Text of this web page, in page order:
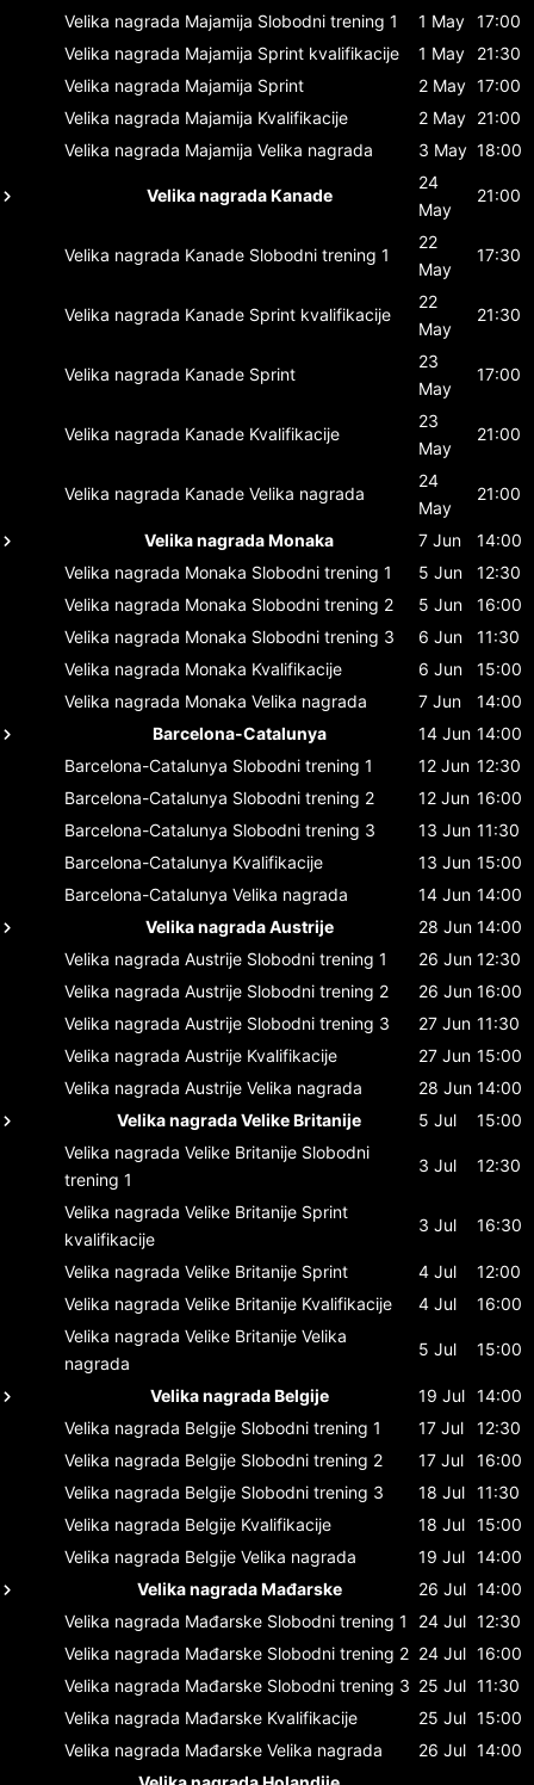
Velika nagrada Majamija Slobodni trening 1 1 May 17:00
Velika nagrada Majamija Sprint kvalifikacije 1 May
21:30
Velika nagrada Majamija Sprint 2 May 17:00
Velika nagrada Majamija Kvalifikacije 2 May 21:00
Velika nagrada Majamija Velika nagrada 3 May 18:00
Velika nagrada Kanade
24
May
21:00
Velika nagrada Kanade Slobodni trening 1
22
May
17:30
Velika nagrada Kanade Sprint kvalifikacije
22
May
21:30
Velika nagrada Kanade Sprint
23
May
17:00
Velika nagrada Kanade Kvalifikacije
23
May
21:00
Velika nagrada Kanade Velika nagrada
24
May
21:00
Velika nagrada Monaka 7 Jun
14:00
Velika nagrada Monaka Slobodni trening 1 5 Jun
12:30
Velika nagrada Monaka Slobodni trening 2 5 Jun
16:00
Velika nagrada Monaka Slobodni trening 3 6 Jun
11:30
Velika nagrada Monaka Kvalifikacije 6 Jun
15:00
Velika nagrada Monaka Velika nagrada 7 Jun
14:00
Barcelona-Catalunya
14 Jun 14:00
Barcelona-Catalunya Slobodni trening 1 12 Jun 12:30
Barcelona-Catalunya Slobodni trening 2 12 Jun 16:00
Barcelona-Catalunya Slobodni trening 3 13 Jun 11:30
Barcelona-Catalunya Kvalifikacije 13 Jun 15:00
Barcelona-Catalunya Velika nagrada 14 Jun 14:00
Velika nagrada Austrije
28 Jun 14:00
Velika nagrada Austrije Slobodni trening 1 26 Jun 12:30
Velika nagrada Austrije Slobodni trening 2 26 Jun 16:00
Velika nagrada Austrije Slobodni trening 3 27 Jun 11:30
Velika nagrada Austrije Kvalifikacije 27 Jun 15:00
Velika nagrada Austrije Velika nagrada 28 Jun 14:00
Velika nagrada Velike Britanije
5 Jul
15:00
Velika nagrada Velike Britanije Slobodni
trening 1
3 Jul 12:30
Velika nagrada Velike Britanije Sprint
kvalifikacije
3 Jul 16:30
Velika nagrada Velike Britanije Sprint 4 Jul
12:00
Velika nagrada Velike Britanije Kvalifikacije 4 Jul
16:00
Velika nagrada Velike Britanije Velika
nagrada
5 Jul 15:00
Velika nagrada Belgije 19 Jul 14:00
Velika nagrada Belgije Slobodni trening 1 17 Jul
12:30
Velika nagrada Belgije Slobodni trening 2 17 Jul
16:00
Velika nagrada Belgije Slobodni trening 3 18 Jul 11:30
Velika nagrada Belgije Kvalifikacije 18 Jul 15:00
Velika nagrada Belgije Velika nagrada 19 Jul 14:00
Velika nagrada Mađarske
26 Jul 14:00
Velika nagrada Mađarske Slobodni trening 1 24 Jul 12:30
Velika nagrada Mađarske Slobodni trening 2 24 Jul 16:00
Velika nagrada Mađarske Slobodni trening 3 25 Jul 11:30
Velika nagrada Mađarske Kvalifikacije 25 Jul 15:00
Velika nagrada Mađarske Velika nagrada 26 Jul 14:00